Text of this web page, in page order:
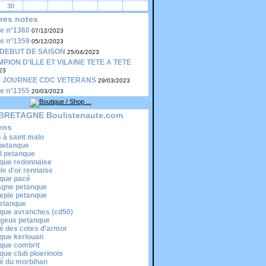
30
notes
n°1360 07/12/2023
n°1359 05/12/2023
DE SAISON 25/04/2023
D'ILLE ET VILAINE TETE A TETE
JOURNEE CDC VETERANS 29/03/2023
n°1355 20/03/2023
Boulistenaute.com
à saint malo
petanque
redonnaise
d'or rennaise
pacé
petanque
petanque
avranches (cd50)
petanque
des cotes d'armor
kerlouan
combrit
club ploerinois
du morbihan